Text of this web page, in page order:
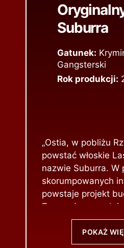
Suburra
Gatunek:
Gangsterski
Rok produkcji:
„Ostia, w pobliżu
powstać włoskie
nazwie Suburra. W
skorumpowanych
powstaje projekt
Zaangażowanych
państwo (nawet
parlamentarzyści i
Watykan, oraz
POKAŻ